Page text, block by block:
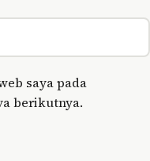
saya pada
berikutnya.